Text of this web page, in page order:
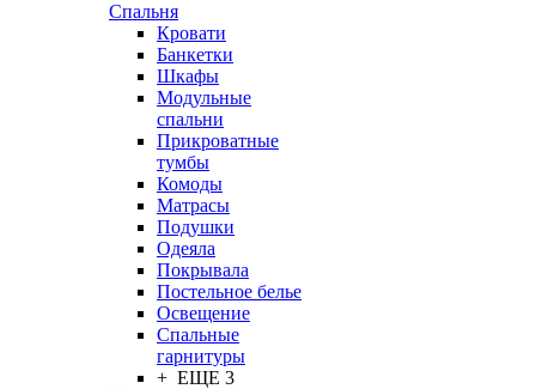
Спальня
Кровати
Банкетки
Шкафы
Модульные
спальни
Прикроватные
тумбы
Комоды
Матрасы
Подушки
Одеяла
Покрывала
Постельное белье
Освещение
Спальные
гарнитуры
+ ЕЩЕ 3